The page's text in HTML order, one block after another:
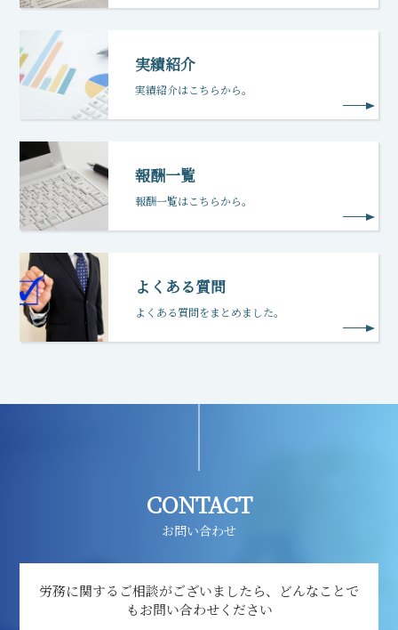
実績紹介
実績紹介はこちらから。
報酬一覧
報酬一覧はこちらから。
よくある質問
よくある質問をまとめました。
CONTACT
お問い合わせ
労務に関するご相談がございましたら、どんなことで
もお問い合わせください